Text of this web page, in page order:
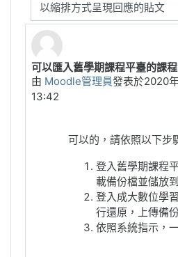
顯示模式
可以匯入舊學期課程平臺的課
由 Moodle管理員發表於2020
13:42
Number of replies: 0
可以的，請依照以下步
登入舊學期課程
載備份檔並儲放
登入成大數位學
行還原，上傳備
依照系統指示，